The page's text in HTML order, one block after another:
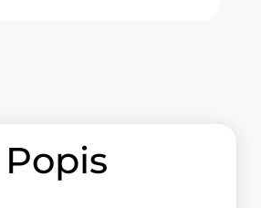
Popis